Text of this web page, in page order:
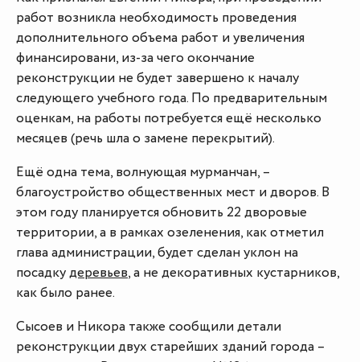
работ возникла необходимость проведения
дополнительного объема работ и увеличения
финансировани, из-за чего окончание
реконструкции не будет завершено к началу
следующего учебного года. По предварительным
оценкам, на работы потребуется ещё несколько
месяцев (речь шла о замене перекрытий).
Ещё одна тема, волнующая мурманчан, –
благоустройство общественных мест и дворов. В
этом году планируется обновить 22 дворовые
территории, а в рамках озеленения, как отметил
глава администрации, будет сделан уклон на
посадкудеревьев, а не декоративных кустарников,
как было ранее.
Сысоев и Никора также сообщили детали
реконструкции двух старейших зданий города –